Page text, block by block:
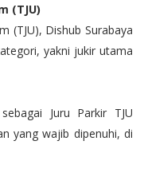
(TJU)
(TJU), Dishub Surabaya
yakni jukir utama
Juru Parkir TJU
yang wajib dipenuhi, di